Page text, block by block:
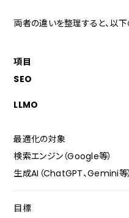
アパレルショップのLLMO
LLMO×MEOの連携で実
クチコミ獲得もLLMO対策
今後のAI検索の進化とア
両者の違いを整理すると、以下
項目
SEO
LLMO
最適化の対象
検索エンジン（Google等）
生成AI（ChatGPT、Gemini等）
目標